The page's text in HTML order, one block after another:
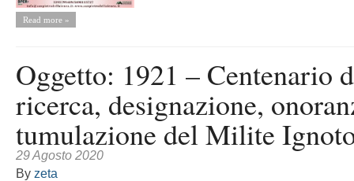
Read more »
Oggetto: 1921 – Centenario
ricerca, designazione,
tumulazione del Milite
29 Agosto 2020
By zeta